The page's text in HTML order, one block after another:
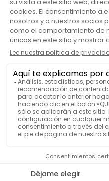
ETIQUETADO
SABORES
LO HAN
Jarabe de